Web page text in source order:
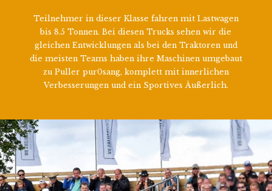
Teilnehmer in dieser Klasse fahren mit Lastwagen
bis 8.5 Tonnen. Bei diesen Trucks sehen wir die
gleichen Entwicklungen als bei den Traktoren und
die meisten Teams haben ihre Maschinen umgebaut
zu Puller pur0sang, komplett mit innerlichen
Verbesserungen und ein Sportives Äußerlich.